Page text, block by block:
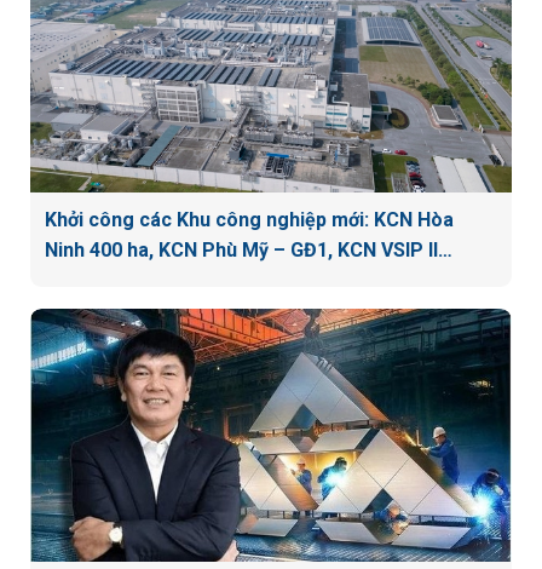
Khởi công các Khu công nghiệp mới: KCN Hòa
Ninh 400 ha, KCN Phù Mỹ – GĐ1, KCN VSIP II…